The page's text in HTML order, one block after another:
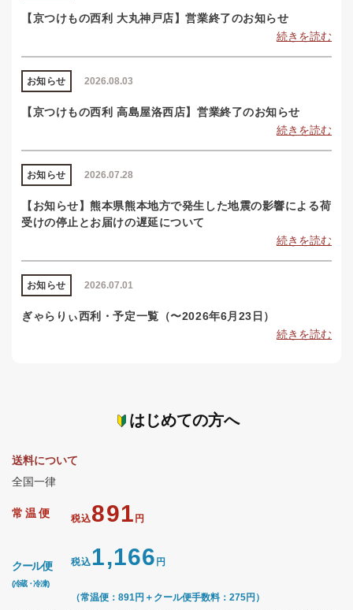
【京つけもの西利 大丸神戸店】営業終了のお知らせ
続きを読む
2026.08.03
お知らせ
【京つけもの西利 高島屋洛西店】営業終了のお知らせ
続きを読む
2026.07.28
お知らせ
【お知らせ】熊本県熊本地方で発生した地震の影響による荷
受けの停止とお届けの遅延について
続きを読む
2026.07.01
お知らせ
ぎゃらりぃ西利・予定一覧（〜2026年6月23日）
続きを読む
はじめての方へ
送料について
全国一律
常温便 税込891 円
クール便
(冷蔵・冷凍)
税込1,166 円
（常温便：891円＋クール便手数料：275円）